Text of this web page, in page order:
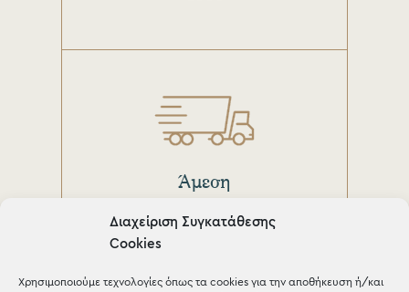
Διαχείριση Συγκατάθεσης
Cookies
Χρησιμοποιούμε τεχνολογίες όπως τα cookies για την αποθήκευση ή/και
μέσα σε 1-3 μέρες σε όλη
Άμεση